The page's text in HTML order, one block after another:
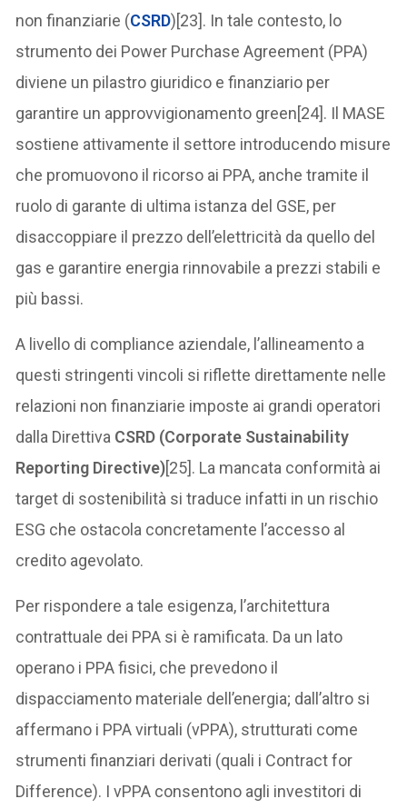
non finanziarie (CSRD)[23]. In tale contesto, lo
strumento dei Power Purchase Agreement (PPA)
diviene un pilastro giuridico e finanziario per
garantire un approvvigionamento green[24]. Il MASE
sostiene attivamente il settore introducendo misure
che promuovono il ricorso ai PPA, anche tramite il
ruolo di garante di ultima istanza del GSE, per
disaccoppiare il prezzo dell’elettricità da quello del
gas e garantire energia rinnovabile a prezzi stabili e
più bassi.
A livello di compliance aziendale, l’allineamento a
questi stringenti vincoli si riflette direttamente nelle
relazioni non finanziarie imposte ai grandi operatori
dalla Direttiva CSRD (Corporate Sustainability
Reporting Directive)[25]. La mancata conformità ai
target di sostenibilità si traduce infatti in un rischio
ESG che ostacola concretamente l’accesso al
credito agevolato.
Per rispondere a tale esigenza, l’architettura
contrattuale dei PPA si è ramificata. Da un lato
operano i PPA fisici, che prevedono il
dispacciamento materiale dell’energia; dall’altro si
affermano i PPA virtuali (vPPA), strutturati come
strumenti finanziari derivati (quali i Contract for
Difference). I vPPA consentono agli investitori di